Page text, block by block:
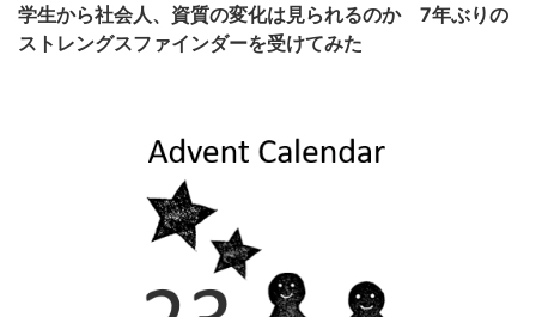
学生から社会人、資質の変化は見られるのか 7年ぶりの
ストレングスファインダーを受けてみた